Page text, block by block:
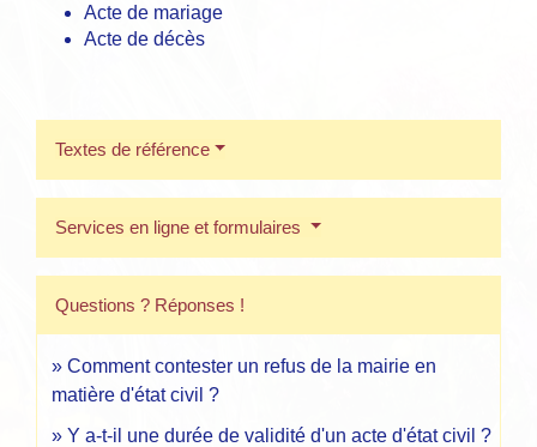
Acte de mariage
Acte de décès
Textes de référence
Services en ligne et formulaires
Questions ? Réponses !
Comment contester un refus de la mairie en
matière d'état civil ?
Y a-t-il une durée de validité d'un acte d'état civil ?